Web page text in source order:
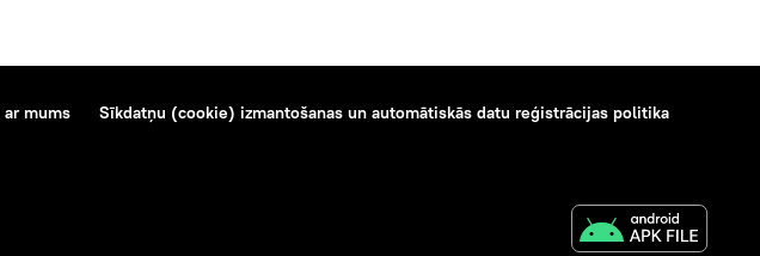
ar mums
Sīkdatņu (cookie) izmantošanas un automātiskās datu reģistrācijas politika